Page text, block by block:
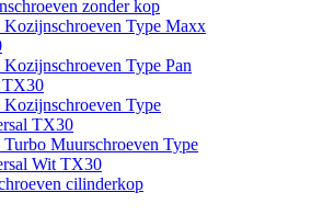
zonder kop
Kozijnschroeven Type Maxx
Kozijnschroeven Type Pan
TX30
Kozijnschroeven Type
TX30
Turbo Muurschroeven Type
Wit TX30
cilinderkop